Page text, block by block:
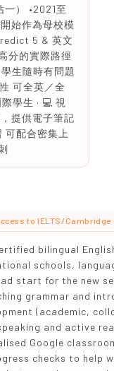
） •2021至
始作為母校模
5 & 英文
分的實際路徑
生隨時有問題
可全英／全
學生 · 💻 視
提供電子筆記
可配合密集上
to IELTS/
bilingual
schools,
start for the new
grammar and
(academic,
and active
Google
checks to help